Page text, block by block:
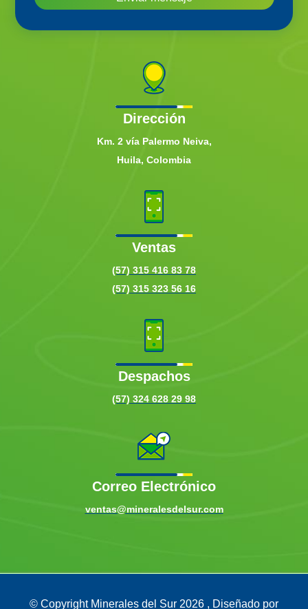
Dirección
Km. 2 vía Palermo Neiva,
Huila, Colombia
Ventas
(57) 315 416 83 78
(57) 315 323 56 16
Despachos
(57) 324 628 29 98
Correo Electrónico
ventas@mineralesdelsur.com
© Copyright Minerales del Sur 2026 , Diseñado por